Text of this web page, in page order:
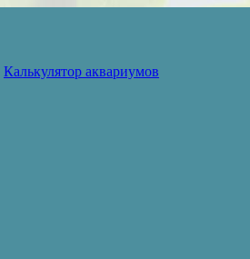
Калькулятор аквариумов